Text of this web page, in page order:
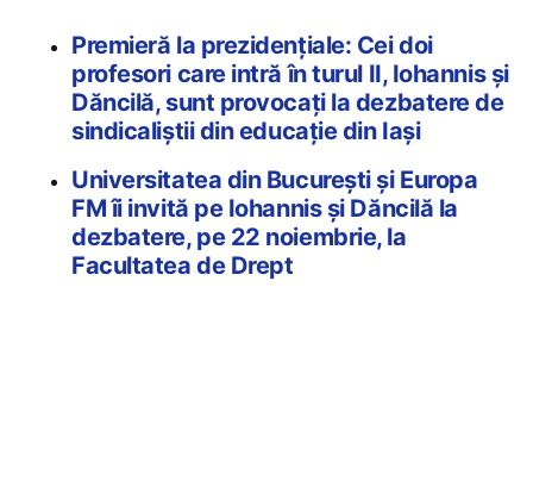
Premieră la prezidențiale: Cei doi
profesori care intră în turul II, Iohannis și
Dăncilă, sunt provocați la dezbatere de
sindicaliștii din educație din Iași
Universitatea din București și Europa
FM îi invită pe Iohannis și Dăncilă la
dezbatere, pe 22 noiembrie, la
Facultatea de Drept